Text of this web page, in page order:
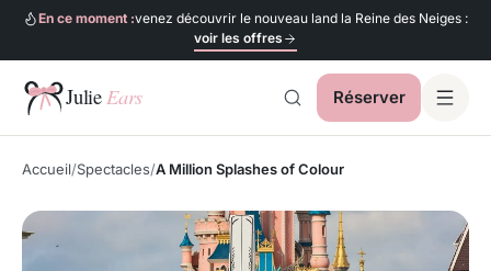
En ce moment :venez découvrir le nouveau land la Reine des Neiges :
voir les offres
Julie Ears
Réserver
Accueil Spectacles A Million Splashes of Colour